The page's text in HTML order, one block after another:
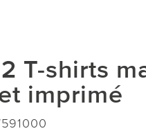
T-shirts
imprimé